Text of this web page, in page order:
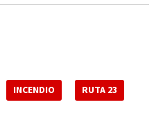
INCENDIO RUTA 23